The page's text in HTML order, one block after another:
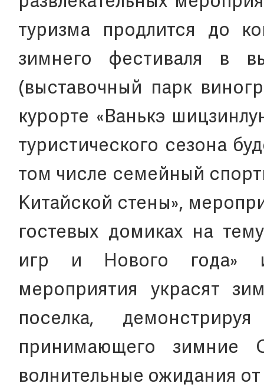
туризма продлится до
зимнего фестиваля в
(выставочный парк
курорте «Ванькэ
туристического сезона
том числе семейный
Китайской стены»,
гостевых домиках на
игр и Нового года»
мероприятия украсят
поселка,
принимающего зимние
волнительные ожидания